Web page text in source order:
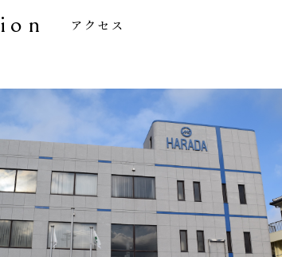
アクセス